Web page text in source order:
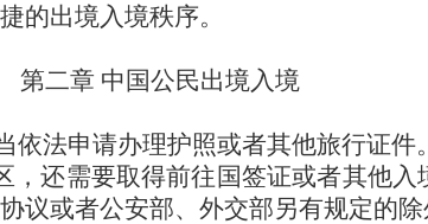
的出境入境秩序。
第二章 中国公民出境入境
法申请办理护照或者其他旅行证件。
，还需要取得前往国签证或者其他入
议或者公安部、外交部另有规定的除